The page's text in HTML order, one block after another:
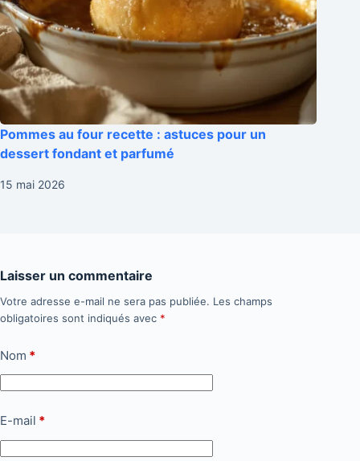
Pommes au four recette : astuces pour un
dessert fondant et parfumé
15 mai 2026
Laisser un commentaire
Votre adresse e-mail ne sera pas publiée. Les champs
obligatoires sont indiqués avec *
Nom *
E-mail *